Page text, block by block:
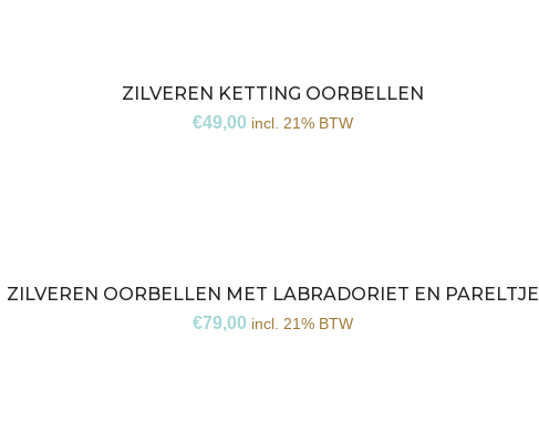
ZILVEREN KETTING OORBELLEN
€49,00 incl. 21% BTW
ZILVEREN OORBELLEN MET LABRADORIET EN PARELTJE
€79,00 incl. 21% BTW